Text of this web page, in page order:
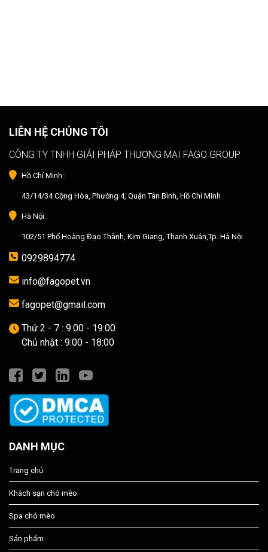
LIÊN HỆ CHÚNG TÔI
CÔNG TY TNHH GIẢI PHÁP THƯƠNG MẠI FAGO GROUP
Hồ Chí Minh :
43/14/34 Cộng Hòa, Phường 4, Quận Tân Bình, Hồ Chí Minh
Hà Nội :
102/51 Phố Hoàng Đạo Thành, Kim Giang, Thanh Xuân,Tp. Hà Nội
0929894774
info@fagopet.vn
fagopet@gmail.com
Thứ 2 - 7 : 9:00 - 19:00
Chủ nhật : 9:00 - 18:00
DANH MỤC
Trang chủ
Khách sạn chó mèo
Spa chó mèo
Sản phẩm